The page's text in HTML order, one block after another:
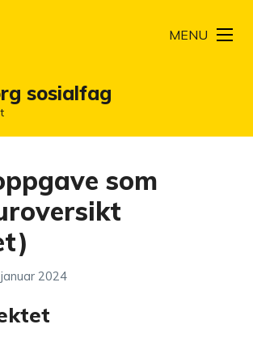
sosialfag
MENU
som
2024